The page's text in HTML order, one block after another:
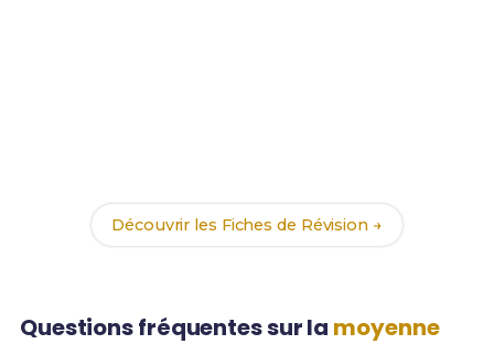
Découvrir les Fiches de Révision →
Questions fréquentes sur la moyenne